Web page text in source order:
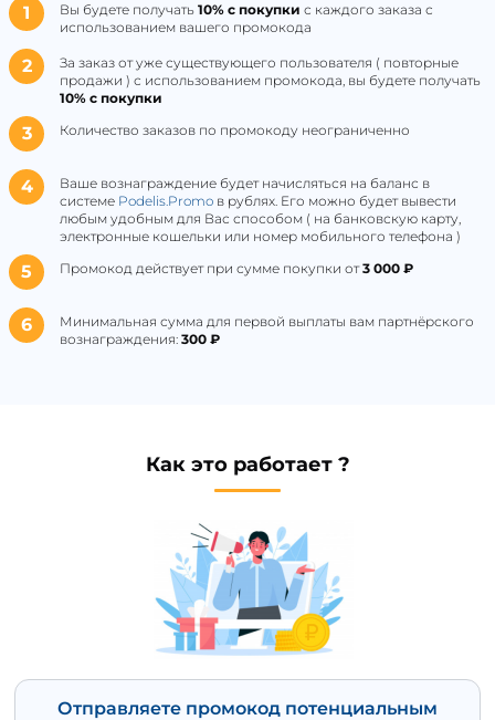
Вы будете получать 10% с покупки с каждого заказа с
использованием вашего промокода
За заказ от уже существующего пользователя ( повторные
продажи ) с использованием промокода, вы будете получать
10% с покупки
Количество заказов по промокоду неограниченно
Ваше вознаграждение будет начисляться на баланс в
системе Podelis.Promo в рублях. Его можно будет вывести
любым удобным для Вас способом ( на банковскую карту,
электронные кошельки или номер мобильного телефона )
Промокод действует при сумме покупки от3 000 ₽
Минимальная сумма для первой выплаты вам партнёрского
вознаграждения: 300 ₽
Как это работает ?
Отправляете промокод потенциальным